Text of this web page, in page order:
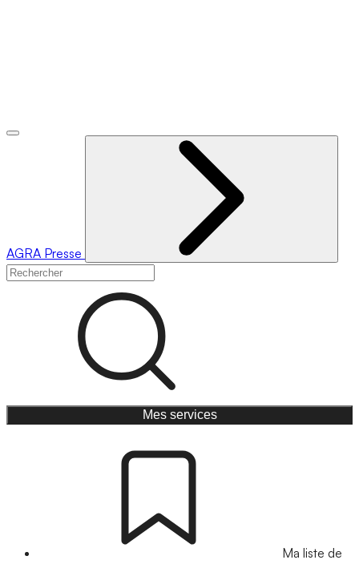
AGRA Presse
Mes services
Ma liste de